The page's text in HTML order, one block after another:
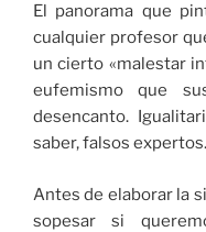
El panorama que
cualquier profesor
un cierto «malestar
eufemismo que
desencanto.
saber, falsos expertos.
Antes de elaborar la
sopesar si